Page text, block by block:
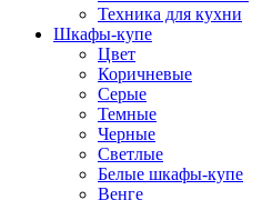
Техника для кухни
Шкафы-купе
Цвет
Коричневые
Серые
Темные
Черные
Светлые
Белые шкафы-купе
Венге